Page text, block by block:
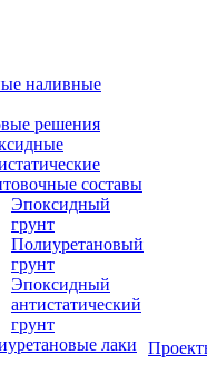
наливные
решения
составы
Эпоксидный
грунт
Полиуретановый
грунт
Эпоксидный
антистатический
грунт
лаки